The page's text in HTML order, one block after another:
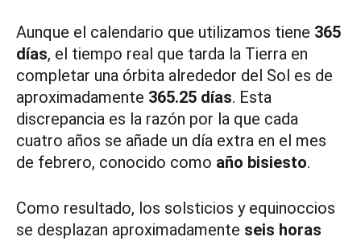
Aunque el calendario que utilizamos tiene 365
días, el tiempo real que tarda la Tierra en
completar una órbita alrededor del Sol es de
aproximadamente 365.25 días. Esta
discrepancia es la razón por la que cada
cuatro años se añade un día extra en el mes
de febrero, conocido como año bisiesto.
Como resultado, los solsticios y equinoccios
se desplazan aproximadamente seis horas